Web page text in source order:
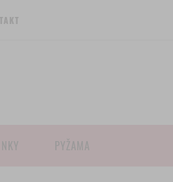
PYŽAMA